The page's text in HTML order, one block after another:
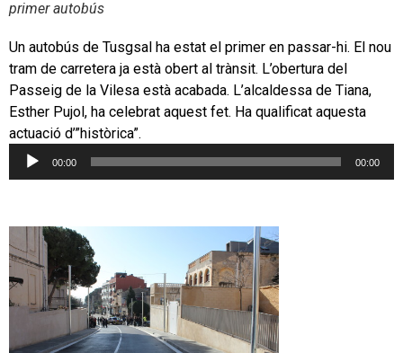
primer autobús
Un autobús de Tusgsal ha estat el primer en passar-hi. El nou
tram de carretera ja està obert al trànsit. L’obertura del
Passeig de la Vilesa està acabada. L’alcaldessa de Tiana,
Esther Pujol, ha celebrat aquest fet. Ha qualificat aquesta
actuació d’”històrica”.
Reproductor
00:00 00:00